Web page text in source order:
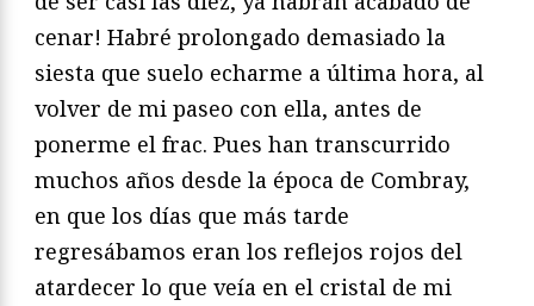
cenar! Habré prolongado demasiado la
siesta que suelo echarme a última hora, al
volver de mi paseo con ella, antes de
ponerme el frac. Pues han transcurrido
muchos años desde la época de Combray,
en que los días que más tarde
regresábamos eran los reflejos rojos del
atardecer lo que veía en el cristal de mi